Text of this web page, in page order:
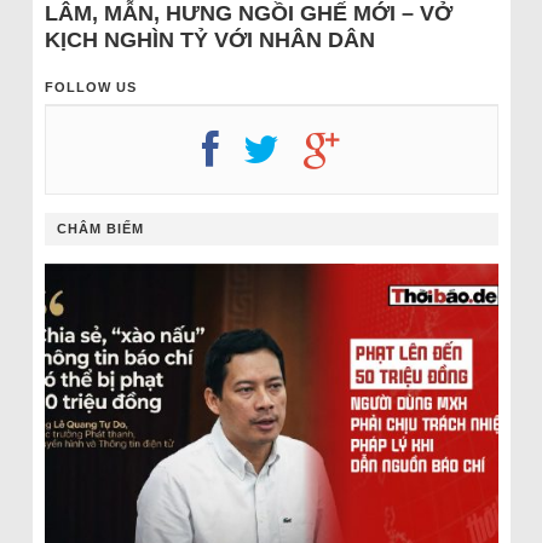
LÂM, MẪN, HƯNG NGỒI GHẾ MỚI – VỞ
KỊCH NGHÌN TỶ VỚI NHÂN DÂN
FOLLOW US
CHÂM BIẾM